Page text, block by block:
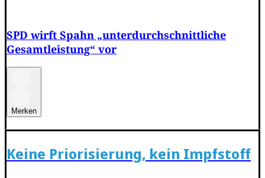
SPD wirft Spahn „unterdurchschnittliche
Gesamtleistung“ vor
Merken
Keine Priorisierung, kein Impfstoff